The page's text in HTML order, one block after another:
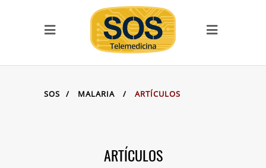
SERVICIOS
Llamada SOS
SOS Telemedicina
Vitae Academia Biomédica
SOS / MALARIA / ARTÍCULOS
ARTÍCULOS